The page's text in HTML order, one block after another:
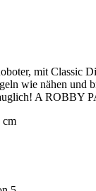
mit Classic
wie nähen und
A ROBBY
cm